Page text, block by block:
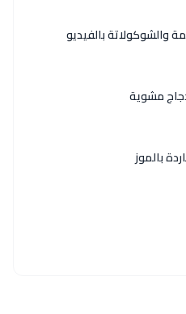
والشوكولاتة بالفيديو
مشوية
بالموز